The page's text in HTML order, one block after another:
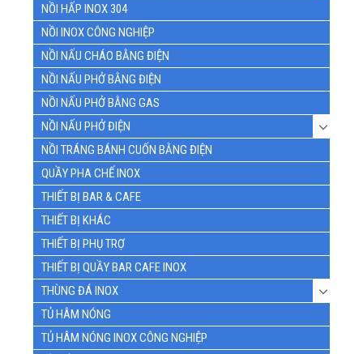
NỒI HẤP INOX 304
NỒI INOX CÔNG NGHIỆP
NỒI NẤU CHÁO BẰNG ĐIỆN
NỒI NẤU PHỞ BẰNG ĐIỆN
NỒI NẤU PHỞ BẰNG GAS
NỒI NẤU PHỞ ĐIỆN
NỒI TRÁNG BÁNH CUỐN BẰNG ĐIỆN
QUẦY PHA CHẾ INOX
THIẾT BỊ BAR & CAFE
THIẾT BỊ KHÁC
THIẾT BỊ PHỤ TRỢ
THIẾT BỊ QUẦY BAR CAFE INOX
THÙNG ĐÁ INOX
TỦ HÂM NÓNG
TỦ HÂM NÓNG INOX CÔNG NGHIỆP